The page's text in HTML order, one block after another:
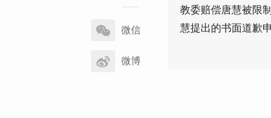
享
到
微信
微博
教委赔偿唐慧被限
慧提出的书面道歉